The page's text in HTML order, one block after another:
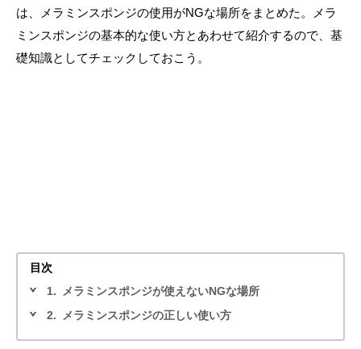
は、メラミンスポンジの使用がNGな場所をまとめた。メラ
ミンスポンジの基本的な使い方とあわせて紹介するので、基
礎知識としてチェックしておこう。
目次
1.
メラミンスポンジが使えないNGな場所
2.
メラミンスポンジの正しい使い方